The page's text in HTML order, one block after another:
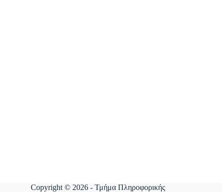
Copyright © 2026 - Τμήμα Πληροφορικής